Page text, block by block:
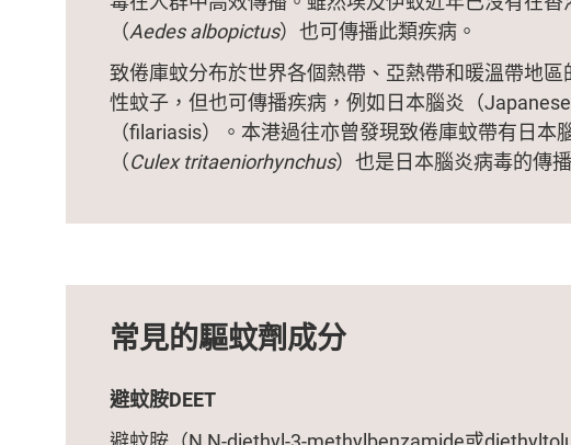
（Aedes albopictus）也可傳播此類疾病。
致倦庫蚊分布於世界各個熱帶、亞熱帶和暖溫帶地
性蚊子，但也可傳播疾病，例如日本腦炎（
（filariasis）。本港過往亦曾發現致倦庫蚊帶有日
（Culex tritaeniorhynchus）也是日本腦炎病毒的傳
常見的驅蚊劑成分
避蚊胺DEET